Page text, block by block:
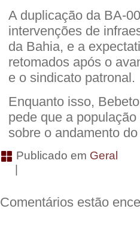
A duplicação da BA-
intervenções de
da Bahia, e a
retomados após o
e o sindicato patronal.
Enquanto isso,
pede que a
sobre o andamento
Publicado em Geral
Comentários estão